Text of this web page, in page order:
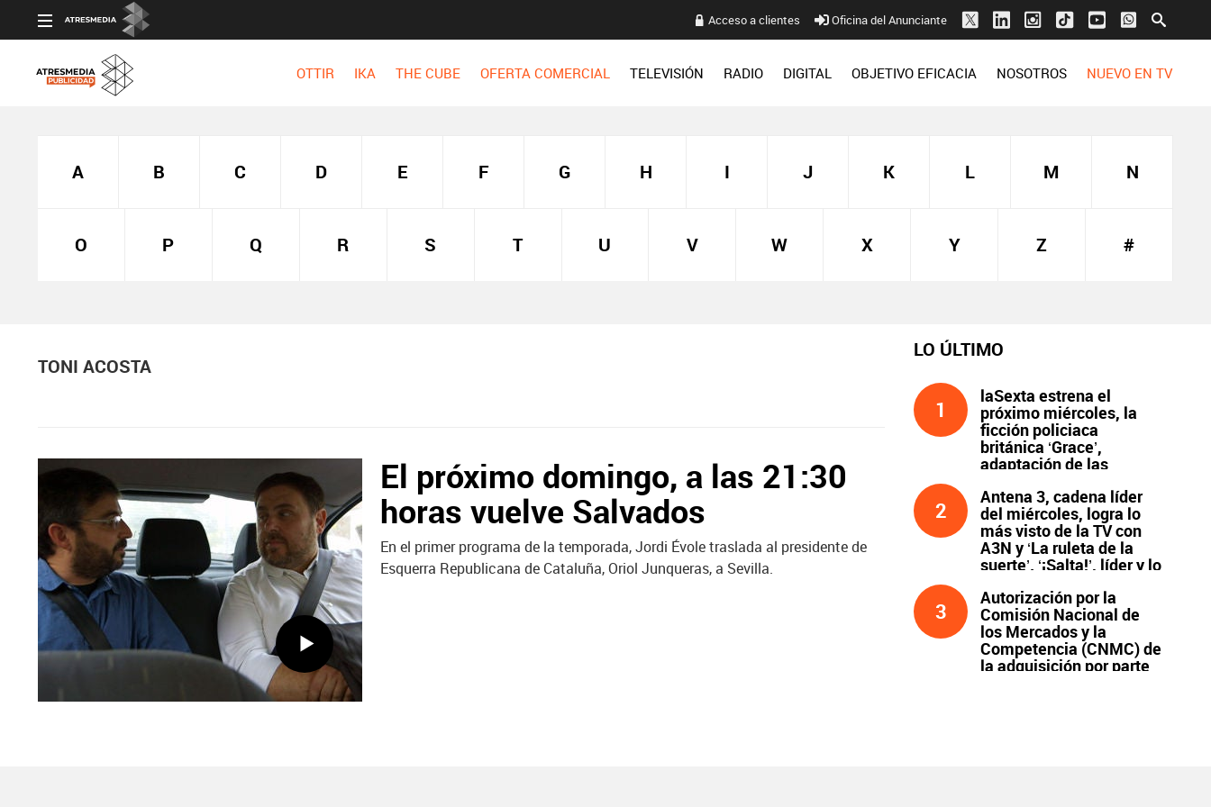
Acceso a clientes Oficina del Anunciante
OTTIR IKA THE CUBE OFERTA COMERCIAL TELEVISIÓN RADIO DIGITAL OBJETIVO EFICACIA NOSOTROS NUEVO EN TV
A B C D E F G H I J K L M N
O P Q R S T U V W X Y Z #
TONI ACOSTA
El próximo domingo, a las 21:30
horas vuelve Salvados
En el primer programa de la temporada, Jordi Évole traslada al presidente de
Esquerra Republicana de Cataluña, Oriol Junqueras, a Sevilla.
LO ÚLTIMO
1
laSexta estrena el
próximo miércoles, la
ficción policiaca
británica ‘Grace’,
adaptación de las
y protagonizada por
John Simm
2
Antena 3, cadena líder
del miércoles, logra lo
más visto de la TV con
A3N y ‘La ruleta de la
suerte’. ‘¡Salta!’, líder y lo
3
Autorización por la
Comisión Nacional de
los Mercados y la
Competencia (CNMC) de
la adquisición por parte